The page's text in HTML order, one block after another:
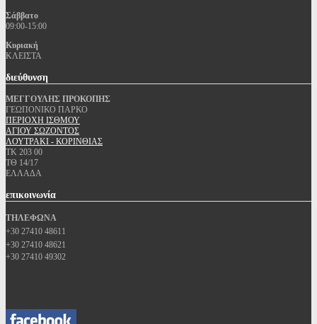
Σάββατο
09:00-15:00
Κυριακή
ΚΛΕΙΣΤΑ
διεύθυνση
ΜΕΓΓΟΥΛΗΣ ΠΡΟΚΟΠΗΣ
ΓΕΩΠΟΝΙΚΟ ΠΑΡΚΟ
ΠΕΡΙΟΧΗ ΙΣΘΜΟΥ
ΑΓΙΟΥ ΣΩΖΟΝΤΟΣ
ΛΟΥΤΡΑΚΙ - ΚΟΡΙΝΘΙΑΣ
ΤΚ 203 00
ΤΘ 14/17
ΕΛΛΑΔΑ
επικοινωνία
ΤΗΛΕΦΩΝΑ
+30 27410 48611
+30 27410 48621
+30 27410 49302